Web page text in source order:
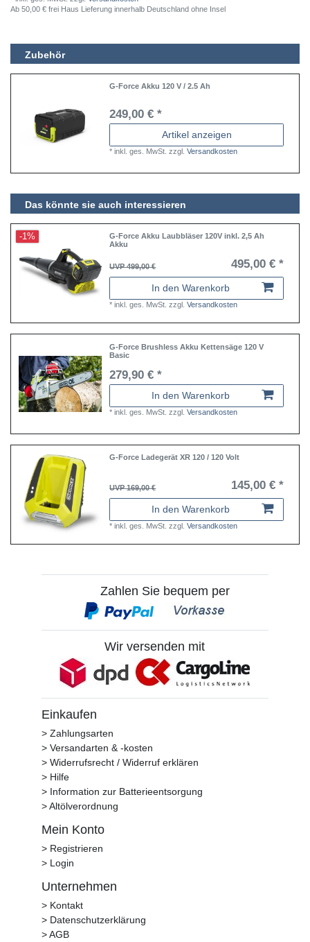
Ab 50,00 € frei Haus Lieferung innerhalb Deutschland ohne Insel
Zubehör
G-Force Akku 120 V / 2.5 Ah
249,00 € *
Artikel anzeigen
*inkl. ges. MwSt. zzgl.Versandkosten
Das könnte sie auch interessieren
-1%
G-Force Akku Laubbläser 120V inkl. 2,5 Ah
Akku
UVP 499,00 € 495,00 € *
In den Warenkorb
*inkl. ges. MwSt. zzgl.Versandkosten
G-Force Brushless Akku Kettensäge 120 V
Basic
279,90 € *
In den Warenkorb
*inkl. ges. MwSt. zzgl.Versandkosten
G-Force Ladegerät XR 120 / 120 Volt
UVP 169,00 € 145,00 € *
In den Warenkorb
*inkl. ges. MwSt. zzgl.Versandkosten
Zahlen Sie bequem per
Wir versenden mit
Einkaufen
> Zahlungsarten
> Versandarten & -kosten
> Widerrufsrecht / Widerruf erklären
> Hilfe
> Information zur Batterieentsorgung
> Altölverordnung
Mein Konto
> Registrieren
> Login
Unternehmen
> Kontakt
> Datenschutzerklärung
> AGB